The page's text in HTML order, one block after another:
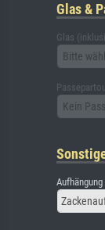
Glas &
Glas
Bitte
Kein
Aufhängung